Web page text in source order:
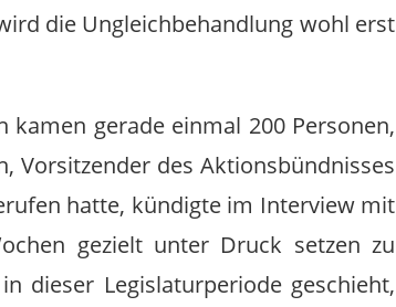
die Ungleichbehandlung wohl erst
gerade einmal 200 Personen,
Vorsitzender des Aktionsbündnisses
hatte, kündigte im Interview mit
gezielt unter Druck setzen zu
dieser Legislaturperiode geschieht,